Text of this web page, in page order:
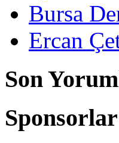
Bursa
Ercan
Son
Sponsorlar